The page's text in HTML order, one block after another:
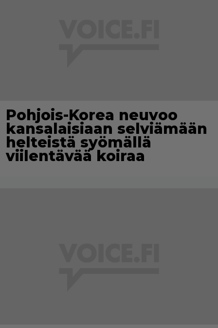
Pohjois-Korea neuvoo
kansalaisiaan selviämään
helteistä syömällä
viilentävää koiraa